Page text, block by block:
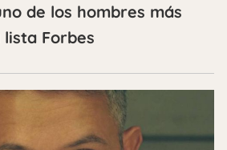
de los hombres más
Forbes